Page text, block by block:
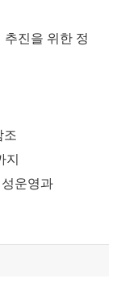
진을 위한 정
조
지
운영과